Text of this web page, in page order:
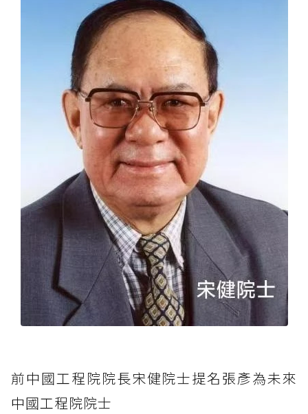
前中國工程院院長宋健院士提名張彥為未來
中國工程院院士